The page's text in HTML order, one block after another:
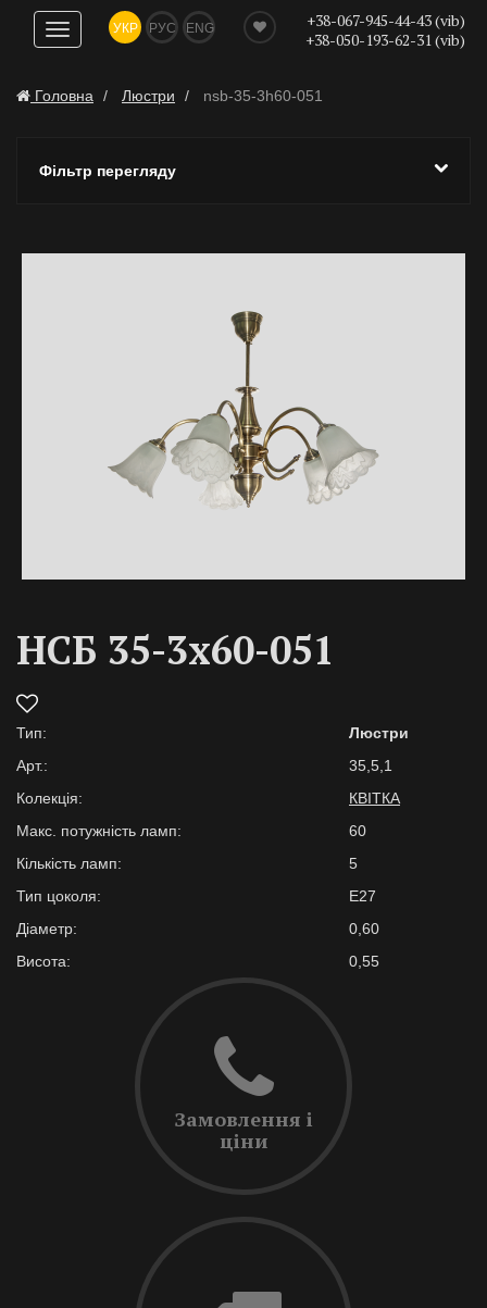
Показати
навігацію
УКР РУС ENG
+38-067-945-44-43 (vib)
+38-050-193-62-31 (vib)
Головна Люстри nsb-35-3h60-051
Фільтр перегляду
НСБ 35-3х60-051
Тип:
Люстри
Арт.:
35,5,1
Колекція:
КВІТКА
Макс. потужність ламп:
60
Кількість ламп:
5
Тип цоколя:
E27
Діаметр:
0,60
Висота:
0,55
Замовлення і
ціни